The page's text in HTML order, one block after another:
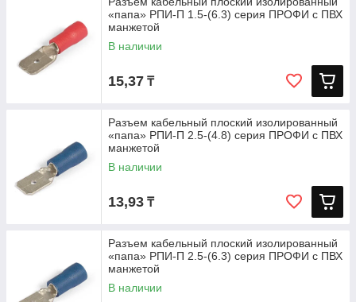
«папа» РПИ-П 1.5-(6.3) серия ПРОФИ с ПВХ
манжетой
В наличии
15,37 ₸
Разъем кабельный плоский изолированный
«папа» РПИ-П 2.5-(4.8) серия ПРОФИ с ПВХ
манжетой
В наличии
13,93 ₸
Разъем кабельный плоский изолированный
«папа» РПИ-П 2.5-(6.3) серия ПРОФИ с ПВХ
манжетой
В наличии